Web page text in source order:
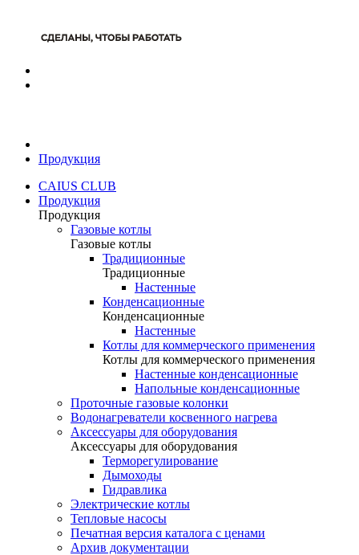
Продукция
CAIUS CLUB
Продукция
Продукция
Газовые котлы
Газовые котлы
Традиционные
Традиционные
Настенные
Конденсационные
Конденсационные
Настенные
Котлы для коммерческого применения
Котлы для коммерческого применения
Настенные конденсационные
Напольные конденсационные
Проточные газовые колонки
Водонагреватели косвенного нагрева
Аксессуары для оборудования
Аксессуары для оборудования
Терморегулирование
Дымоходы
Гидравлика
Электрические котлы
Тепловые насосы
Печатная версия каталога с ценами
Архив документации